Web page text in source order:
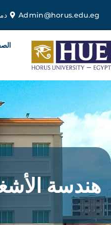
المحتوى
Admin@horus.edu.eg
هندسة